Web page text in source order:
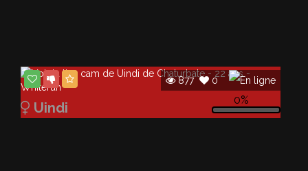
877 0
Uindi 0%